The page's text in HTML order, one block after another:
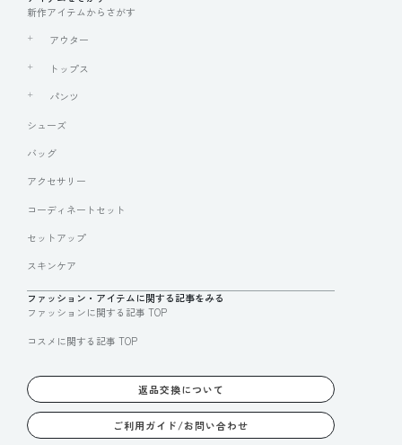
新作アイテムからさがす
アウター
トップス
パンツ
シューズ
バッグ
アクセサリー
コーディネートセット
セットアップ
スキンケア
ファッション・アイテムに関する記事をみる
ファッションに関する記事 TOP
コスメに関する記事 TOP
返品交換について
ご利用ガイド/お問い合わせ